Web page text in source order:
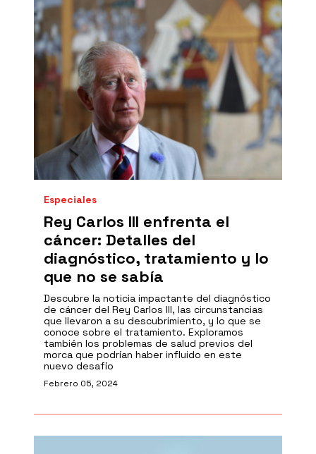
Especiales
Rey Carlos III enfrenta el
cáncer: Detalles del
diagnóstico, tratamiento y lo
que no se sabía
Descubre la noticia impactante del diagnóstico
de cáncer del Rey Carlos III, las circunstancias
que llevaron a su descubrimiento, y lo que se
conoce sobre el tratamiento. Exploramos
también los problemas de salud previos del
morca que podrían haber influido en este
nuevo desafío
Febrero 05, 2024